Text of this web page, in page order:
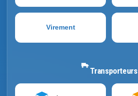
Virement
Transporteurs